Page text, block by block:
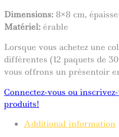
Dimensions: 8×8 cm,
Matériel: érable
Lorsque vous achetez une
différentes (12 paquets de
vous offrons un présentoir
Connectez-vous ou
produits!
Additional information